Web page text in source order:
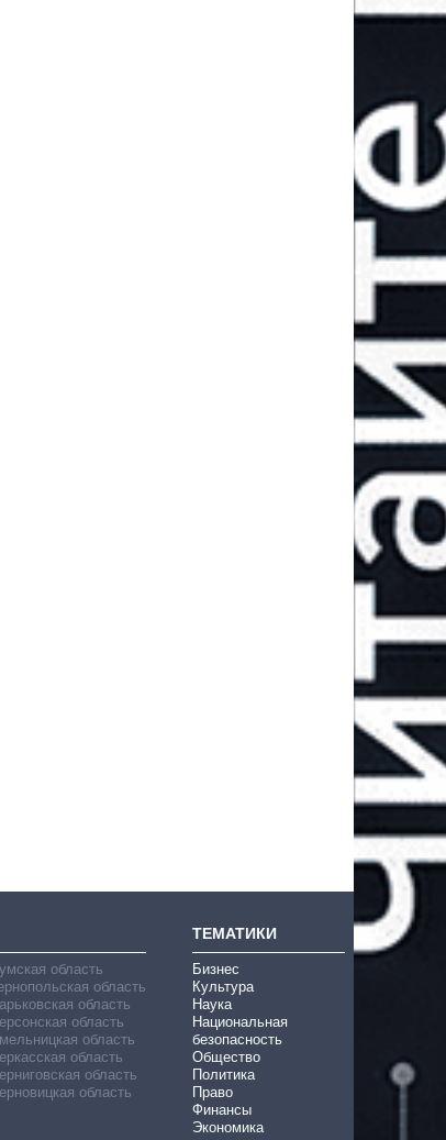
область
область
область
область
область
область
область
область
ТЕМАТИКИ
Бизнес
Культура
Наука
Национальная
безопасность
Общество
Политика
Право
Финансы
Экономика